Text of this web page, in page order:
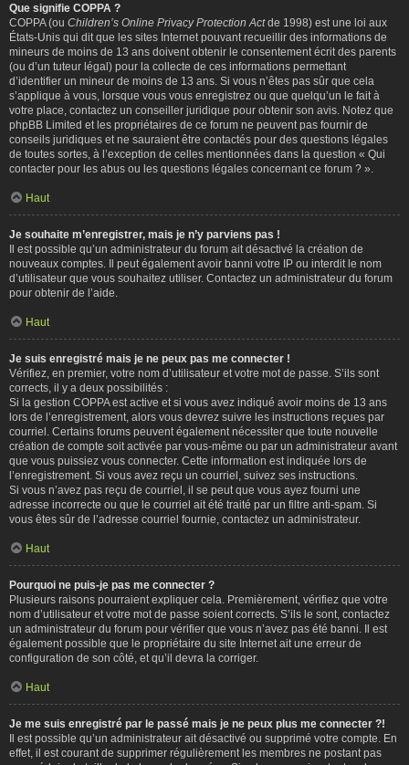
Que signifie COPPA ?
COPPA (ou Children’s Online Privacy Protection Actde 1998) est une loi aux
États-Unis qui dit que les sites Internet pouvant recueillir des informations de
mineurs de moins de 13 ans doivent obtenir le consentement écrit des parents
(ou d’un tuteur légal) pour la collecte de ces informations permettant
d’identifier un mineur de moins de 13 ans. Si vous n’êtes pas sûr que cela
s’applique à vous, lorsque vous vous enregistrez ou que quelqu’un le fait à
votre place, contactez un conseiller juridique pour obtenir son avis. Notez que
phpBB Limited et les propriétaires de ce forum ne peuvent pas fournir de
conseils juridiques et ne sauraient être contactés pour des questions légales
de toutes sortes, à l’exception de celles mentionnées dans la question « Qui
contacter pour les abus ou les questions légales concernant ce forum ? ».
Haut
Je souhaite m’enregistrer, mais je n’y parviens pas !
Il est possible qu’un administrateur du forum ait désactivé la création de
nouveaux comptes. Il peut également avoir banni votre IP ou interdit le nom
d’utilisateur que vous souhaitez utiliser. Contactez un administrateur du forum
pour obtenir de l’aide.
Haut
Je suis enregistré mais je ne peux pas me connecter !
Vérifiez, en premier, votre nom d’utilisateur et votre mot de passe. S’ils sont
corrects, il y a deux possibilités :
Si la gestion COPPA est active et si vous avez indiqué avoir moins de 13 ans
lors de l’enregistrement, alors vous devrez suivre les instructions reçues par
courriel. Certains forums peuvent également nécessiter que toute nouvelle
création de compte soit activée par vous-même ou par un administrateur avant
que vous puissiez vous connecter. Cette information est indiquée lors de
l’enregistrement. Si vous avez reçu un courriel, suivez ses instructions.
Si vous n’avez pas reçu de courriel, il se peut que vous ayez fourni une
adresse incorrecte ou que le courriel ait été traité par un filtre anti-spam. Si
vous êtes sûr de l’adresse courriel fournie, contactez un administrateur.
Haut
Pourquoi ne puis-je pas me connecter ?
Plusieurs raisons pourraient expliquer cela. Premièrement, vérifiez que votre
nom d’utilisateur et votre mot de passe soient corrects. S’ils le sont, contactez
un administrateur du forum pour vérifier que vous n’avez pas été banni. Il est
également possible que le propriétaire du site Internet ait une erreur de
configuration de son côté, et qu’il devra la corriger.
Haut
Je me suis enregistré par le passé mais je ne peux plus me connecter ?!
Il est possible qu’un administrateur ait désactivé ou supprimé votre compte. En
effet, il est courant de supprimer régulièrement les membres ne postant pas